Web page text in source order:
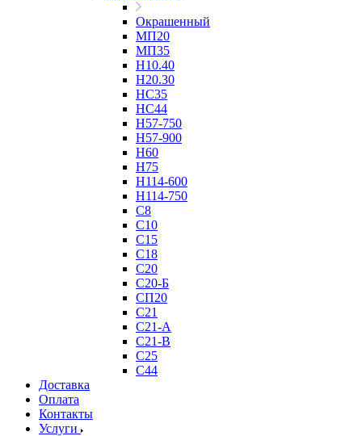
Окрашенный
МП20
МП35
Н10.40
Н20.30
НС35
НС44
Н57-750
Н57-900
Н60
Н75
Н114-600
Н114-750
С8
С10
С15
С18
С20
С20-Б
СП20
С21
С21-А
С21-В
С25
С44
Доставка
Оплата
Контакты
Услуги